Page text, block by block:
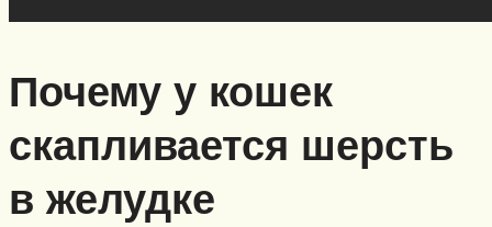
Почему у кошек
скапливается шерсть
в желудке